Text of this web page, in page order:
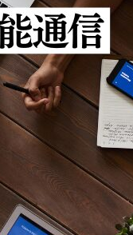
メート
でき、
化でき
オプシ
ド、長
用するこ
デバイス